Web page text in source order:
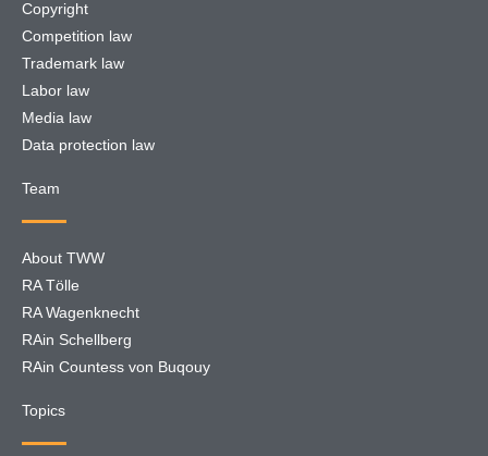
Copyright
Competition law
Trademark law
Labor law
Media law
Data protection law
Team
About TWW
RA Tölle
RA Wagenknecht
RAin Schellberg
RAin Countess von Buqouy
Topics